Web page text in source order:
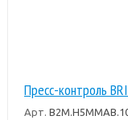
Пресс-контроль
Арт.